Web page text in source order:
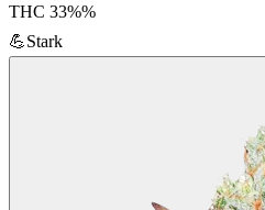
THC 33%%
💪Stark